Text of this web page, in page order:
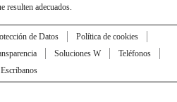
resulten adecuados.
de Datos
Política de cookies
Soluciones W
Teléfonos
Escríbanos